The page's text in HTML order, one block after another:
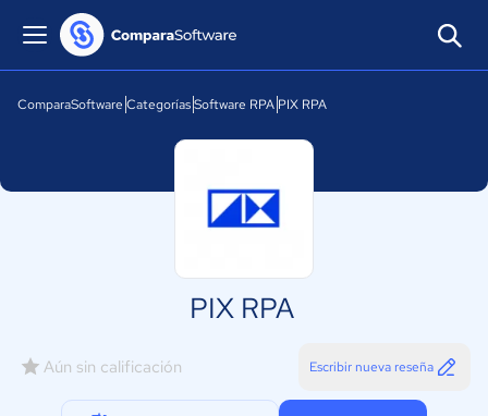
ComparaSoftware CategoríasSoftware RPA PIX RPA
PIX RPA
Aún sin calificación Escribir nueva reseña